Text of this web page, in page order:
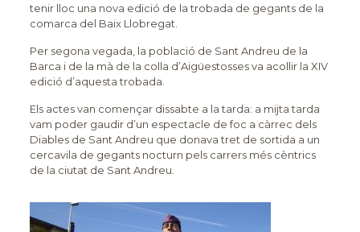
tenir lloc una nova edició de la trobada de gegants de la
comarca del Baix Llobregat.
Per segona vegada, la població de Sant Andreu de la
Barca i de la mà de la colla d’Aigüestosses va acollir la XIV
edició d’aquesta trobada.
Els actes van començar dissabte a la tarda: a mijta tarda
vam poder gaudir d’un espectacle de foc a càrrec dels
Diables de Sant Andreu que donava tret de sortida a un
cercavila de gegants nocturn pels carrers més cèntrics
de la ciutat de Sant Andreu.